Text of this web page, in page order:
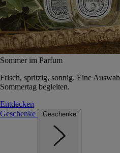
Sommer im Parfum
Frisch, spritzig, sonnig. Eine
Sommertag begleiten.
Entdecken
Geschenke
Geschenke